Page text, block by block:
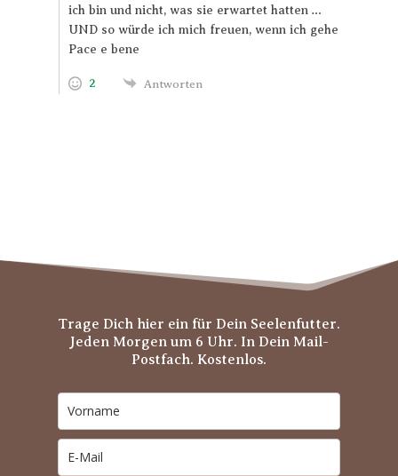
ich bin und nicht, was sie erwartet hatten …
UND so würde ich mich freuen, wenn ich gehe
Pace e bene
2 Antworten
Trage Dich hier ein für Dein Seelenfutter.
Jeden Morgen um 6 Uhr. In Dein Mail-
Postfach. Kostenlos.